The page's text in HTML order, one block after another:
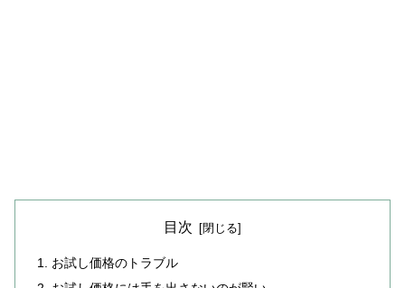
目次
お試し価格のトラブル